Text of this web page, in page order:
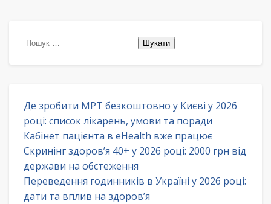
Пошук:
Де зробити МРТ безкоштовно у Києві у 2026
році: список лікарень, умови та поради
Кабінет пацієнта в eHealth вже працює
Скринінг здоров’я 40+ у 2026 році: 2000 грн від
держави на обстеження
Переведення годинників в Україні у 2026 році:
дати та вплив на здоров’я